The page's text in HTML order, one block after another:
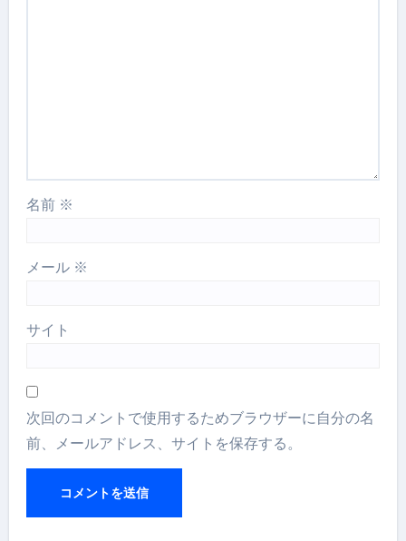
名前 ※
メール ※
サイト
次回のコメントで使用するためブラウザーに自分の名
前、メールアドレス、サイトを保存する。